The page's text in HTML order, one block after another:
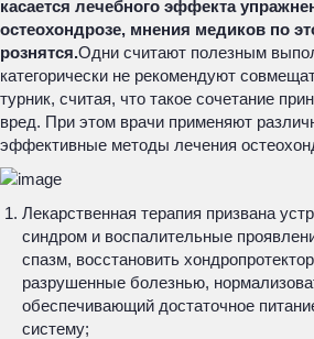
касается лечебного эффекта
остеохондрозе, мнения медиков по
рознятся.Одни считают полезным
категорически не рекомендуют
турник, считая, что такое сочетание
вред. При этом врачи применяют
эффективные методы лечения
Лекарственная терапия призвана
синдром и воспалительные
спазм, восстановить
разрушенные болезнью,
обеспечивающий достаточное
систему;